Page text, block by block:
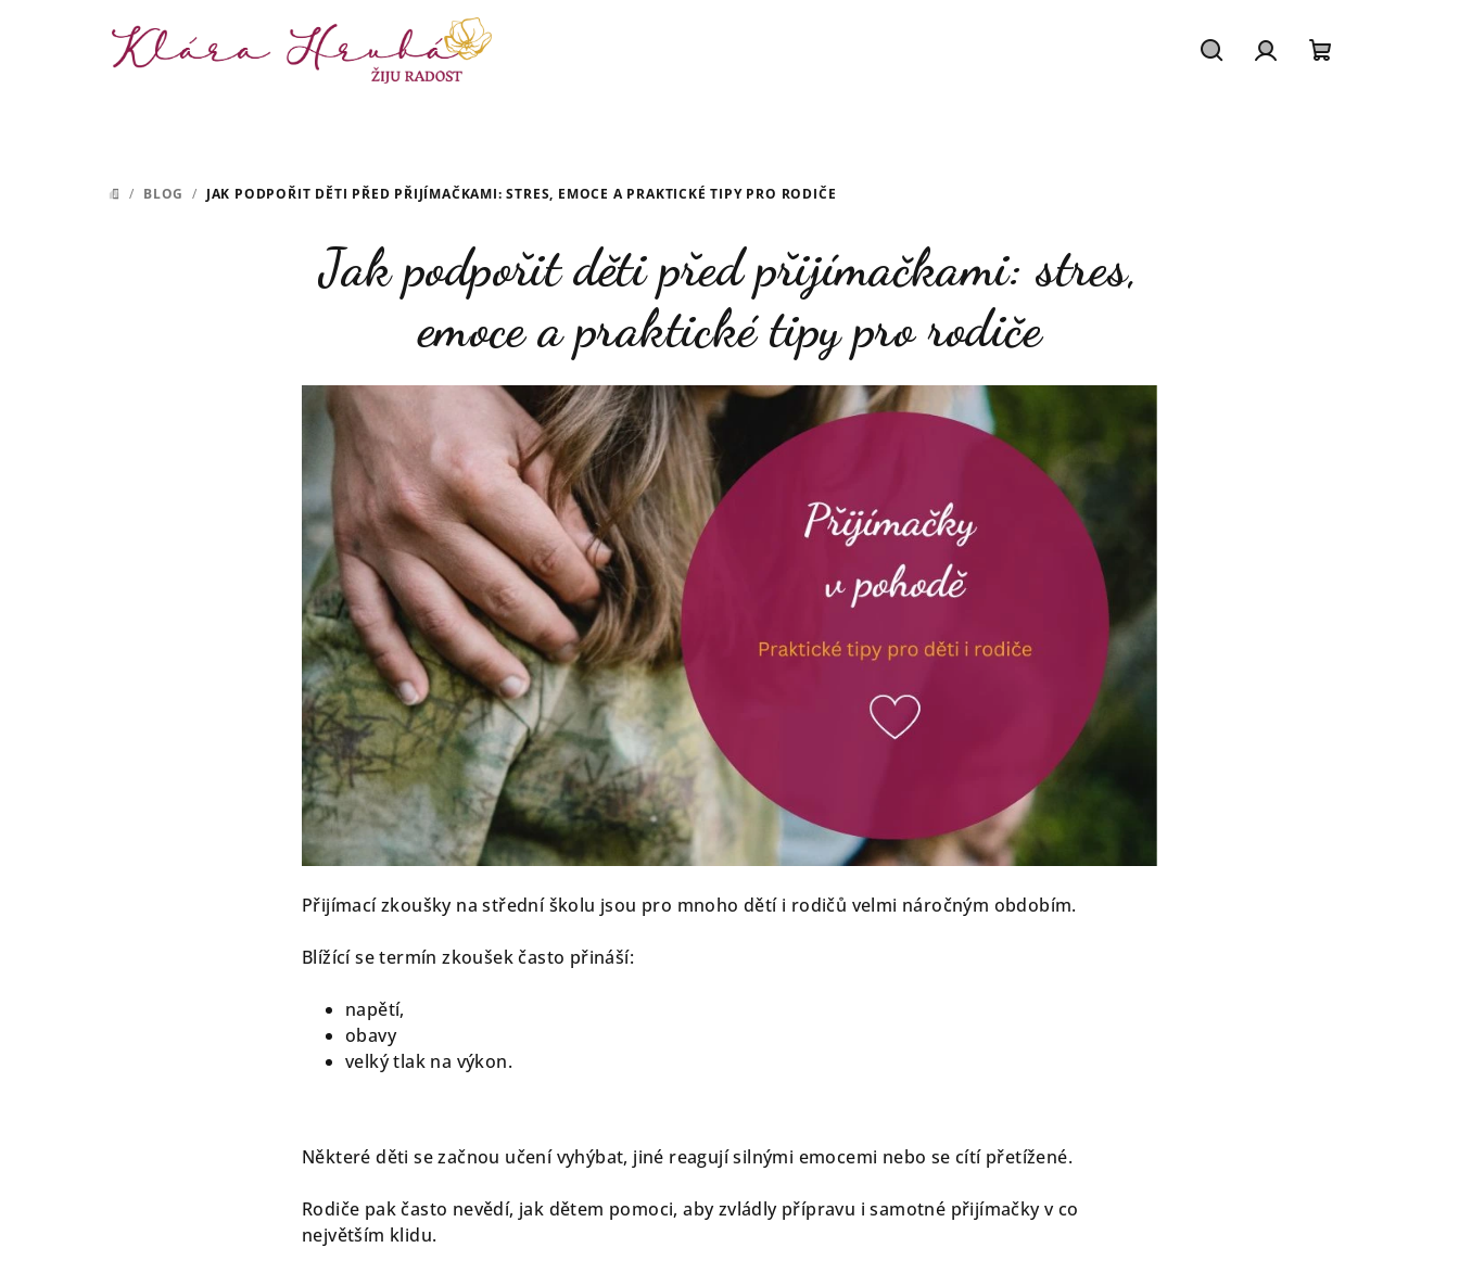
DOMŮ
/ BLOG / JAK PODPOŘIT DĚTI PŘED PŘIJÍMAČKAMI: STRES, EMOCE A PRAKTICKÉ TIPY PRO RODIČE
Jak podpořit děti před přijímačkami: stres,
emoce a praktické tipy pro rodiče
Přijímací zkoušky na střední školu jsou pro mnoho dětí i rodičů velmi náročným obdobím.
Blížící se termín zkoušek často přináší:
napětí,
obavy
velký tlak na výkon.
Některé děti se začnou učení vyhýbat, jiné reagují silnými emocemi nebo se cítí přetížené.
Rodiče pak často nevědí, jak dětem pomoci, aby zvládly přípravu i samotné přijímačky v co
největším klidu.